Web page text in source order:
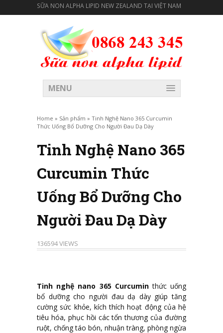
SỮA NON ALPHA LIPID NEW ZEALAND TẠI VIỆT NAM
MENU
Home » Sản phẩm » Tinh Nghệ Nano 365 Curcumin
Thức Uống Bổ Dưỡng Cho Người Đau Dạ Dày
Tinh Nghệ Nano 365
Curcumin Thức
Uống Bổ Dưỡng Cho
Người Đau Dạ Dày
136594 VIEWS
Tinh nghệ nano 365 Curcumin thức uống
bổ dưỡng cho người đau dạ dày giúp tăng
cường sức khỏe, kích thích hoạt động của hệ
tiêu hóa, phục hồi các tổn thương của đường
ruột, chống táo bón, nhuận tràng, phòng ngừa